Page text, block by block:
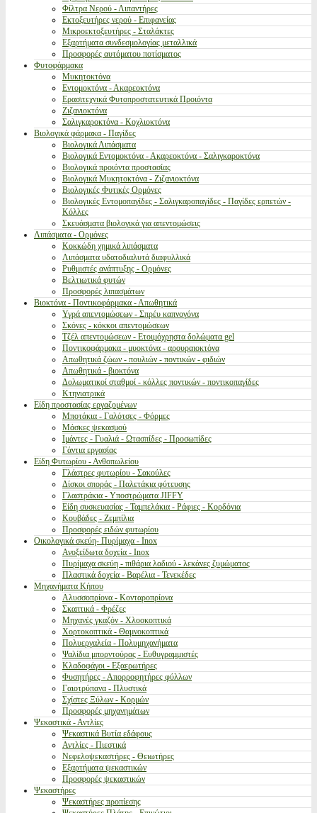
Φίλτρα Νερού - Λιπαντήρες
Εκτοξευτήρες νερού - Επιφανείας
Μικροεκτοξευτήρες - Σταλάκτες
Εξαρτήματα συνδεσμολογίας μεταλλικά
Προσφορές αυτόματου ποτίσματος
Φυτοφάρμακα
Μυκητοκτόνα
Εντομοκτόνα - Ακαρεοκτόνα
Ερασιτεχνικά Φυτοπροστατευτικά Προιόντα
Ζιζανιοκτόνα
Σαλιγκαροκτόνα - Κοχλιοκτόνα
Βιολογικά φάρμακα - Παγίδες
Βιολογικά Λιπάσματα
Βιολογικά Εντομοκτόνα - Ακαρεοκτόνα - Σαλιγκαροκτόνα
Βιολογικά προιόντα προστασίας
Βιολογικά Μυκητοκτόνα - Ζιζανιοκτόνα
Βιολογικές Φυτικές Ορμόνες
Βιολογικές Εντομοπαγίδες - Σαλιγκαροπαγίδες - Παγίδες ερπετών -
Κόλλες
Σκευάσματα βιολογικά για απεντομώσεις
Λιπάσματα - Ορμόνες
Κοκκώδη χημικά λιπάσματα
Λιπάσματα υδατοδιαλυτά διαφυλλικά
Ρυθμιστές ανάπτυξης - Ορμόνες
Βελτιωτικά φυτών
Προσφορές λιπασμάτων
Βιοκτόνα - Ποντικοφάρμακα - Απωθητικά
Υγρά απεντομώσεων - Σπρέυ καπνογόνα
Σκόνες - κόκκοι απεντομώσεων
Τζέλ απεντομώσεων - Ετοιμόχρηστα δολώματα gel
Ποντικοφάρμακα - μυοκτόνα - αρουραιοκτόνα
Απωθητικά ζώων - πουλιών - ποντικών - φιδιών
Απωθητικά - βιοκτόνα
Δολωματικοί σταθμοί - κόλλες ποντικών - ποντικοπαγίδες
Κτηνιατρικά
Είδη προστασίας εργαζομένων
Μποτάκια - Γαλότσες - Φόρμες
Μάσκες ψεκασμού
Ιμάντες - Γυαλιά - Ωτασπίδες - Προσωπίδες
Γάντια εργασίας
Είδη Φυτωρίου - Ανθοπωλείου
Γλάστρες φυτωρίου - Σακούλες
Δίσκοι σποράς - Παλετάκια φύτευσης
Γλαστράκια - Υποστρώματα JIFFY
Είδη συσκευασίας - Ταμπελάκια - Ράφιες - Κορδόνια
Κουβάδες - Ζεμπίλια
Προσφορές ειδών φυτωρίου
Οικολογικά σκεύη- Πυρίμαχα - Inox
Ανοξείδωτα δοχεία - Inox
Πυρίμαχα σκεύη - πιθάρια λαδιού - λεκάνες ζυμώματος
Πλαστικά δοχεία - Βαρέλια - Τενεκέδες
Μηχανήματα Κήπου
Αλυσσοπρίονα - Κονταροπρίονα
Σκαπτικά - Φρέζες
Μηχανές γκαζόν - Χλοοκοπτικά
Χορτοκοπτικά - Θαμνοκοπτικά
Πολυεργαλεία - Πολυμηχανήματα
Ψαλίδια μπορντούρας - Ευθυγραμμιστές
Κλαδοφάγοι - Εξαερωτήρες
Φυσητήρες - Απορροφητήρες φύλλων
Γαιοτρύπανα - Πλυστικά
Σχίστες Ξύλων - Κορμών
Προσφορές μηχανημάτων
Ψεκαστικά - Αντλίες
Ψεκαστικά Βυτία εδάφους
Αντλίες - Πιεστικά
Νεφελοψεκαστήρες - Θειωτήρες
Εξαρτήματα ψεκαστικών
Προσφορές ψεκαστικών
Ψεκαστήρες
Ψεκαστήρες προπίεσης